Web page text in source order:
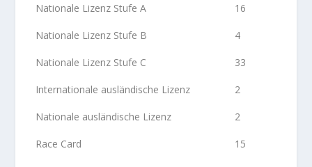
Nationale Lizenz Stufe A 16
Nationale Lizenz Stufe B 4
Nationale Lizenz Stufe C 33
Internationale ausländische Lizenz 2
Nationale ausländische Lizenz 2
Race Card 15